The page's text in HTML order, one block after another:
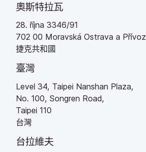
奧斯特拉瓦
28. října 3346/91
702 00 Moravská Ostrava a Přívoz
捷克​共和國
臺灣
Level 34, Taipei Nanshan Plaza,
No. 100, Songren Road,
Taipei 110
台灣
台拉維夫